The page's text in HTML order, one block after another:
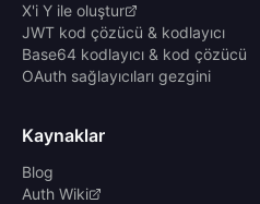
X'i Y ile oluştur
JWT kod çözücü & kodlayıcı
Base64 kodlayıcı & kod çözücü
OAuth sağlayıcıları gezgini
Kaynaklar
Blog
Auth Wiki